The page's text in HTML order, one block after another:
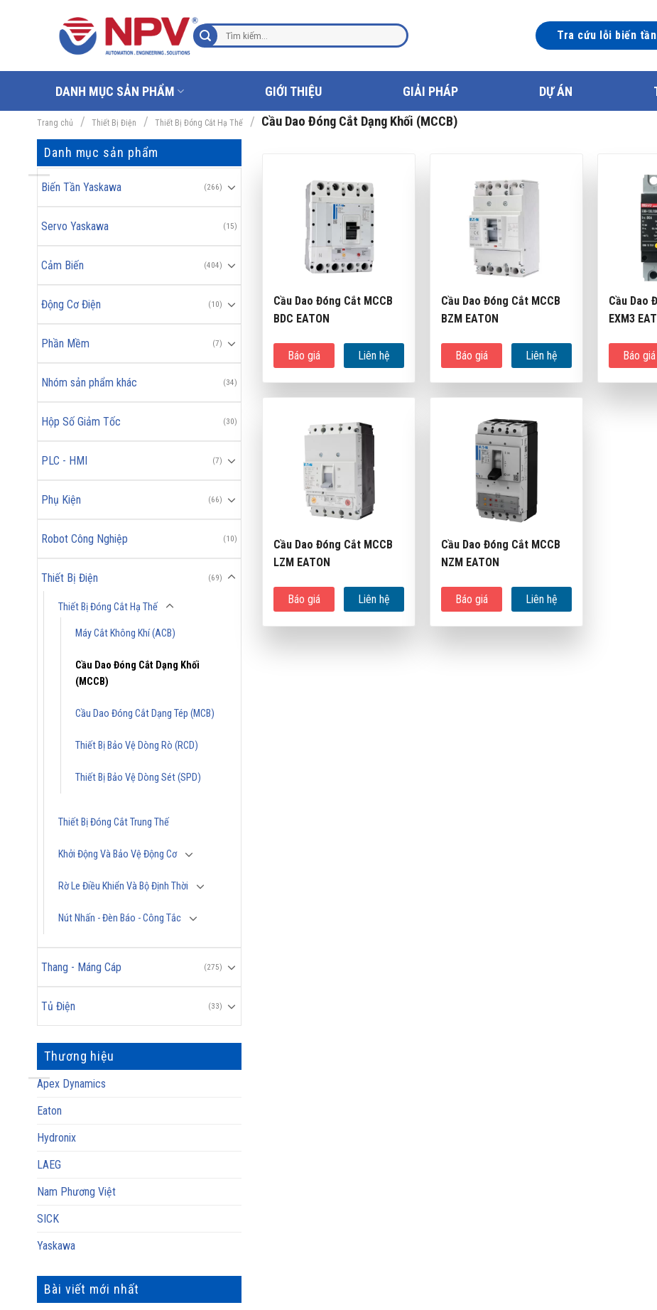
Tìm
kiếm:
Tra cứu lỗi biến tần
DANH MỤC SẢN PHẨM GIỚI THIỆU GIẢI PHÁP DỰ ÁN
Trang chủ / Thiết Bị Điện / Thiết Bị Đóng Cắt Hạ Thế / Cầu Dao Đóng Cắt Dạng Khối (MCCB)
Danh mục sản phẩm
Biến Tần Yaskawa (266)
Servo Yaskawa (15)
Cảm Biến (404)
Động Cơ Điện (10)
Phần Mềm (7)
Nhóm sản phẩm khác (34)
Hộp Số Giảm Tốc (30)
PLC - HMI (7)
Phụ Kiện (66)
Robot Công Nghiệp (10)
Thiết Bị Điện (69)
Thiết Bị Đóng Cắt Hạ Thế
Máy Cắt Không Khí (ACB)
Cầu Dao Đóng Cắt Dạng Khối
(MCCB)
Cầu Dao Đóng Cắt Dạng Tép (MCB)
Thiết Bị Bảo Vệ Dòng Rò (RCD)
Thiết Bị Bảo Vệ Dòng Sét (SPD)
Thiết Bị Đóng Cắt Trung Thế
Khởi Động Và Bảo Vệ Động Cơ
Rờ Le Điều Khiển Và Bộ Định Thời
Nút Nhấn - Đèn Báo - Công Tắc
Thang - Máng Cáp (275)
Tủ Điện (33)
Thương hiệu
Apex Dynamics
Eaton
Hydronix
LAEG
Nam Phương Việt
SICK
Yaskawa
Bài viết mới nhất
Cầu Dao Đóng Cắt MCCB
BDC EATON
Báo giá Liên hệ
Cầu Dao Đóng Cắt MCCB
BZM EATON
Báo giá Liên hệ
Cầu Dao
EXM3
Báo giá
Cầu Dao Đóng Cắt MCCB
LZM EATON
Báo giá Liên hệ
Cầu Dao Đóng Cắt MCCB
NZM EATON
Báo giá Liên hệ